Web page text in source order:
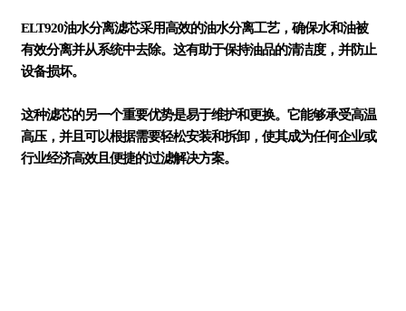
ELT920油水分离滤芯采用高效的油水分离工艺，确保水和油被
有效分离并从系统中去除。这有助于保持油品的清洁度，并防止
设备损坏。
这种滤芯的另一个重要优势是易于维护和更换。它能够承受高温
高压，并且可以根据需要轻松安装和拆卸，使其成为任何企业或
行业经济高效且便捷的过滤解决方案。